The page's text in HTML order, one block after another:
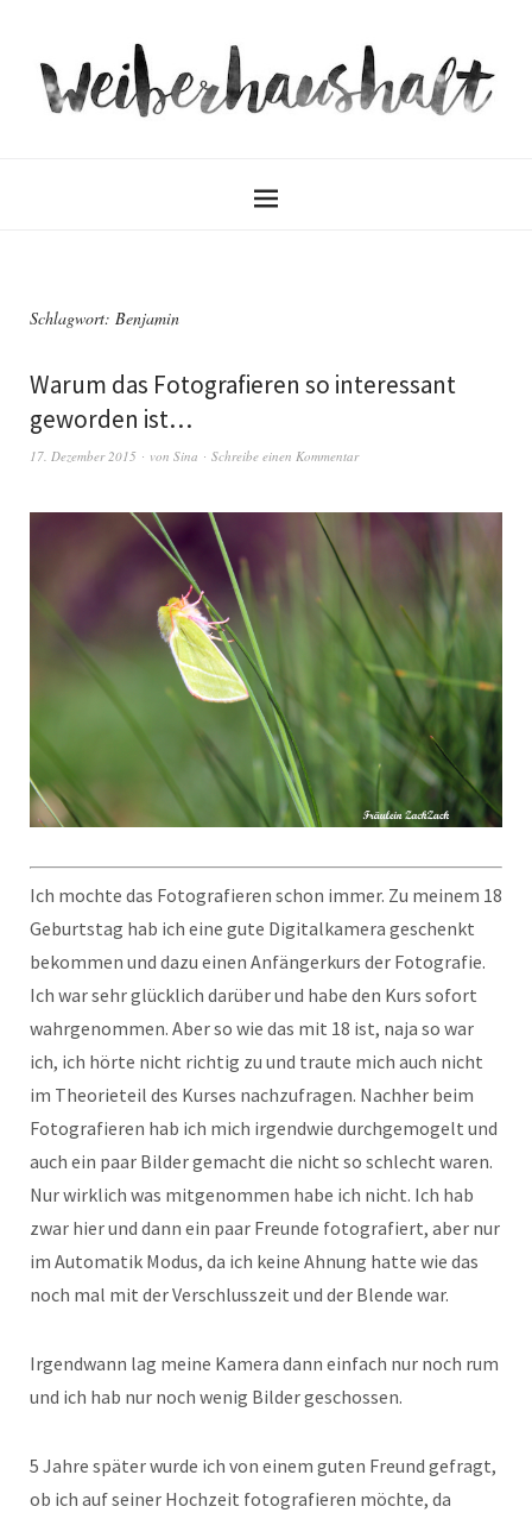
Schlagwort: Benjamin
Warum das Fotografieren so interessant
geworden ist…
17. Dezember 2015 von Sina Schreibe einen Kommentar
Ich mochte das Fotografieren schon immer. Zu meinem 18
Geburtstag hab ich eine gute Digitalkamera geschenkt
bekommen und dazu einen Anfängerkurs der Fotografie.
Ich war sehr glücklich darüber und habe den Kurs sofort
wahrgenommen. Aber so wie das mit 18 ist, naja so war
ich, ich hörte nicht richtig zu und traute mich auch nicht
im Theorieteil des Kurses nachzufragen. Nachher beim
Fotografieren hab ich mich irgendwie durchgemogelt und
auch ein paar Bilder gemacht die nicht so schlecht waren.
Nur wirklich was mitgenommen habe ich nicht. Ich hab
zwar hier und dann ein paar Freunde fotografiert, aber nur
im Automatik Modus, da ich keine Ahnung hatte wie das
noch mal mit der Verschlusszeit und der Blende war.
Irgendwann lag meine Kamera dann einfach nur noch rum
und ich hab nur noch wenig Bilder geschossen.
5 Jahre später wurde ich von einem guten Freund gefragt,
ob ich auf seiner Hochzeit fotografieren möchte, da